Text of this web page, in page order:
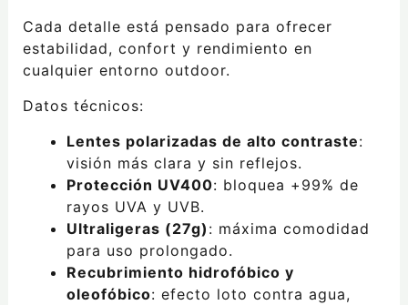
Cada detalle está pensado para ofrecer
estabilidad, confort y rendimiento en
cualquier entorno outdoor.
Datos técnicos:
Lentes polarizadas de alto contraste:
visión más clara y sin reflejos.
Protección UV400: bloquea +99% de
rayos UVA y UVB.
Ultraligeras (27g) : máxima comodidad
para uso prolongado.
Recubrimiento hidrofóbico y
oleofóbico: efecto loto contra agua,